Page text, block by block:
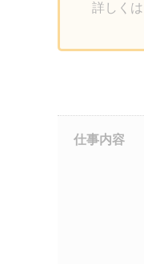
詳しく
仕事内容